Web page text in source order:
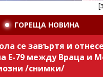
ГОРЕЩА НОВИНА
се завъртя и отнесе
Е-79 между Враца и
/снимки/